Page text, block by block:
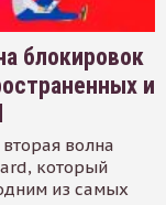
блокировок
и
волна
который
из самых